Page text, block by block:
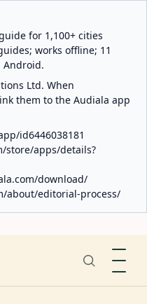
for 1,100+ cities
works offline; 11
Android.
Ltd. When
them to the Audiala app
id6446038181
store/apps/details?
download/
about/editorial-process/